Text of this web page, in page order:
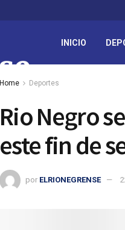
INICIO
Home Deportes
Rio Negro
este fin de
por ELRIONEGRENSE